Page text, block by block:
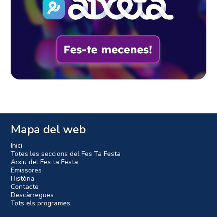
Mapa del web
Inici
Totes les seccions del Fes Ta Festa
Arxiu del Fes ta Festa
Emissores
Història
Contacte
Descàrregues
Tots els programes